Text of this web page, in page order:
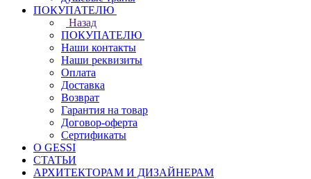
ПОКУПАТЕЛЮ
Назад
ПОКУПАТЕЛЮ
Наши контакты
Наши реквизиты
Оплата
Доставка
Возврат
Гарантия на товар
Договор-оферта
Сертификаты
О GESSI
СТАТЬИ
АРХИТЕКТОРАМ И ДИЗАЙНЕРАМ